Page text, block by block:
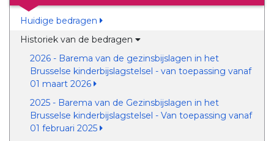
Huidige bedragen
Historiek van de bedragen
2026 - Barema van de gezinsbijslagen in het
Brusselse kinderbijslagstelsel - van toepassing vanaf
01 maart 2026
2025 - Barema van de Gezinsbijslagen in het
Brusselse kinderbijslagstelsel - Van toepassing vanaf
01 februari 2025